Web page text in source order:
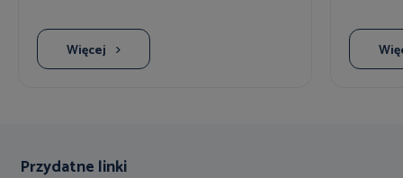
Więcej
Przydatne linki